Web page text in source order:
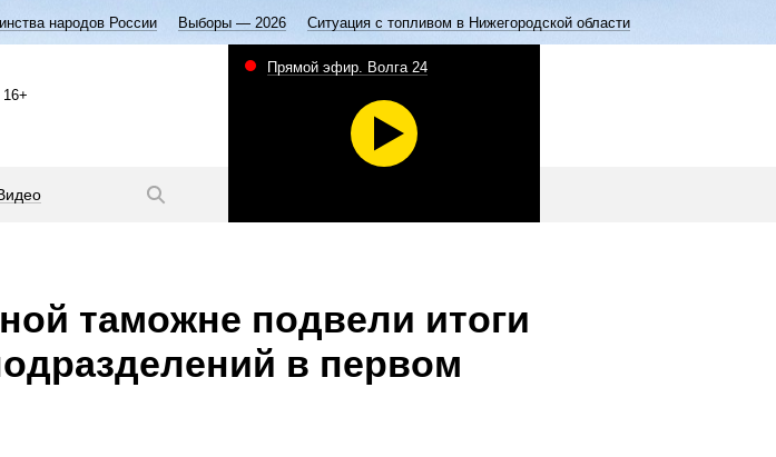
народов России Выборы — 2026 Ситуация с топливом в Нижегородской области
16+
Прямой эфир. Волга 24
таможне подвели итоги
в первом